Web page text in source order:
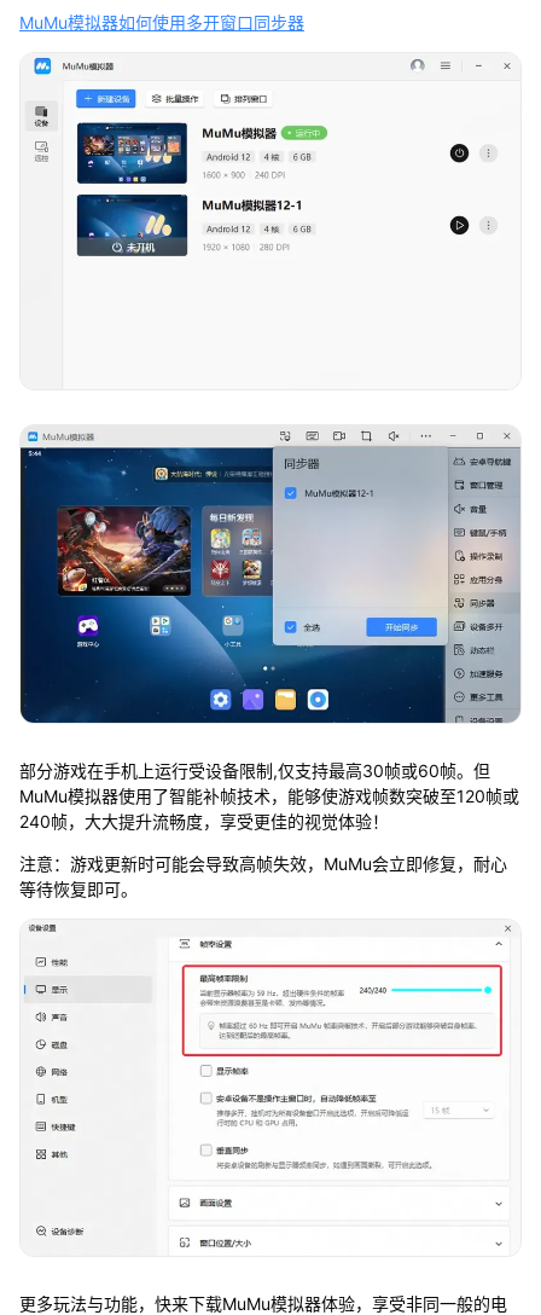
MuMu模拟器如何使用多开窗口同步器
部分游戏在手机上运行受设备限制,仅支持最高30帧或60帧。但
MuMu模拟器使用了智能补帧技术，能够使游戏帧数突破至120帧或
240帧，大大提升流畅度，享受更佳的视觉体验！
注意：游戏更新时可能会导致高帧失效，MuMu会立即修复，耐心
等待恢复即可。
更多玩法与功能，快来下载MuMu模拟器体验，享受非同一般的电